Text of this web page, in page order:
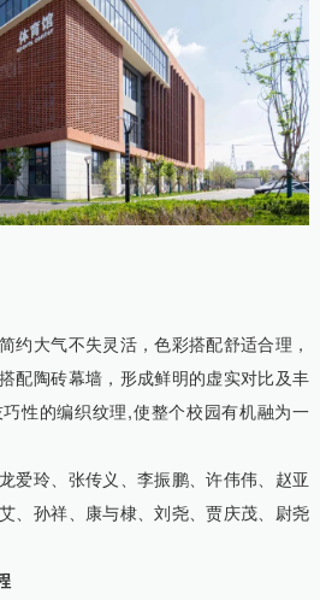
约大气不失灵活，色彩搭配舒适合理，
配陶砖幕墙，形成鲜明的虚实对比及丰
性的编织纹理,使整个校园有机融为一
爱玲、张传义、李振鹏、许伟伟、赵亚
、孙祥、康与棣、刘尧、贾庆茂、尉尧